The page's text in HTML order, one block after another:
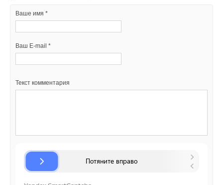
Ваше имя *
Ваш E-mail *
Текст комментария
Текст комментария